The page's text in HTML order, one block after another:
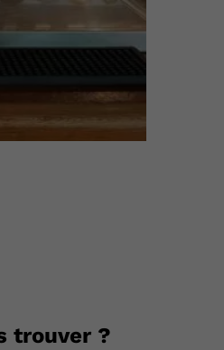
trouver ?